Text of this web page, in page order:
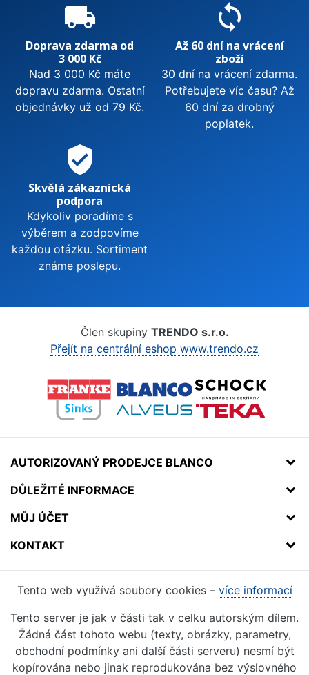
local_shipping
Doprava zdarma od
3 000 Kč
Nad 3 000 Kč máte
dopravu zdarma. Ostatní
objednávky už od 79 Kč.
sync
Až 60 dní na vrácení
zboží
30 dní na vrácení zdarma.
Potřebujete víc času? Až
60 dní za drobný
poplatek.
verified_user
Skvělá zákaznická
podpora
Kdykoliv poradíme s
výběrem a zodpovíme
každou otázku. Sortiment
známe poslepu.
Člen skupiny TRENDO s.r.o.
Přejít na centrální eshop www.trendo.cz
AUTORIZOVANÝ PRODEJCE BLANCO
DŮLEŽITÉ INFORMACE
MŮJ ÚČET
KONTAKT
Tento web využívá soubory cookies – více informací
Tento server je jak v části tak v celku autorským dílem.
Žádná část tohoto webu (texty, obrázky, parametry,
obchodní podmínky ani další části serveru) nesmí být
kopírována nebo jinak reprodukována bez výslovného